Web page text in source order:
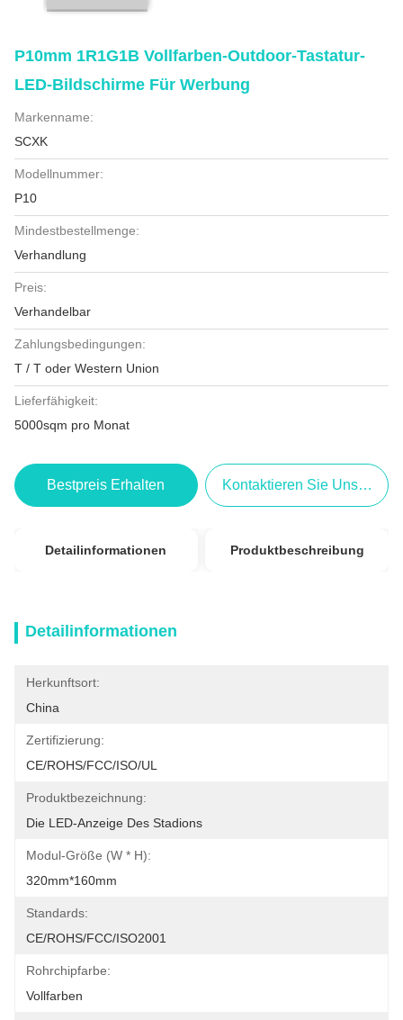
P10mm 1R1G1B Vollfarben-Outdoor-Tastatur-
LED-Bildschirme Für Werbung
Markenname:
SCXK
Modellnummer:
P10
Mindestbestellmenge:
Verhandlung
Preis:
Verhandelbar
Zahlungsbedingungen:
T / T oder Western Union
Lieferfähigkeit:
5000sqm pro Monat
Bestpreis Erhalten Kontaktieren Sie Uns Jetzt
Detailinformationen Produktbeschreibung
Detailinformationen
Herkunftsort:
China
Zertifizierung:
CE/ROHS/FCC/ISO/UL
Produktbezeichnung:
Die LED-Anzeige Des Stadions
Modul-Größe (W * H):
320mm*160mm
Standards:
CE/ROHS/FCC/ISO2001
Rohrchipfarbe:
Vollfarben